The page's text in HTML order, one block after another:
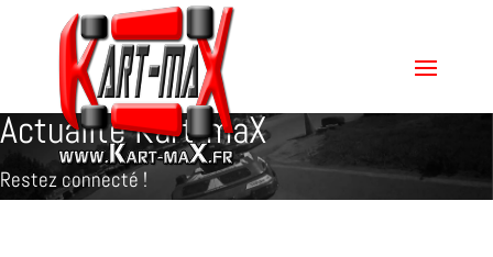
Actualité Kart-maX
Restez connecté !